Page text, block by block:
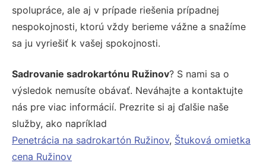
spolupráce, ale aj v prípade riešenia prípadnej
nespokojnosti, ktorú vždy berieme vážne a snažíme
sa ju vyriešiť k vašej spokojnosti.
Sadrovanie sadrokartónu Ružinov? S nami sa o
výsledok nemusíte obávať. Neváhajte a kontaktujte
nás pre viac informácií. Prezrite si aj ďalšie naše
služby, ako napríklad
Penetrácia na sadrokartón Ružinov, Štuková omietka
cena Ružinov